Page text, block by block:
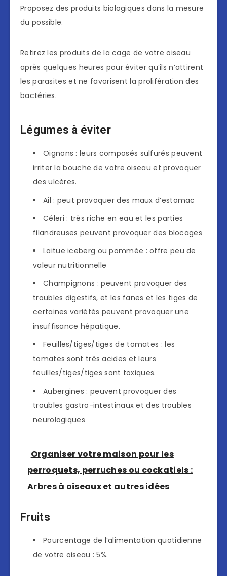
Proposez des produits biologiques dans la mesure
du possible.
Retirez les produits de la cage de votre oiseau
après quelques heures pour éviter qu’ils n’attirent
les parasites et ne favorisent la prolifération des
bactéries.
Légumes à éviter
Oignons : leurs composés sulfurés peuvent
irriter la bouche de votre oiseau et provoquer
des ulcères.
Ail : peut provoquer des maux d’estomac
Céleri : très riche en eau et les parties
filandreuses peuvent provoquer des blocages
Laitue iceberg ou pommée : offre peu de
valeur nutritionnelle
Champignons : peuvent provoquer des
troubles digestifs, et les fanes et les tiges de
certaines variétés peuvent provoquer une
insuffisance hépatique.
Feuilles/tiges/tiges de tomates : les
tomates sont très acides et leurs
feuilles/tiges/tiges sont toxiques.
Aubergines : peuvent provoquer des
troubles gastro-intestinaux et des troubles
neurologiques
Organiser votre maison pour les
perroquets, perruches ou cockatiels :
Arbres à oiseaux et autres idées
Fruits
Pourcentage de l’alimentation quotidienne
de votre oiseau : 5%.